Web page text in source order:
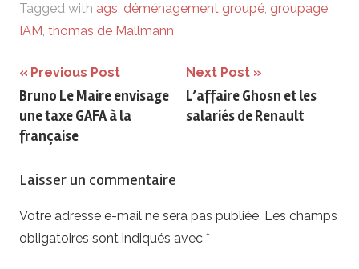
Tagged with ags, déménagement groupé, groupage,
IAM, thomas de Mallmann
Navigation
de
l’article
Previous Post
Bruno Le Maire envisage
une taxe GAFA à la
française
Next Post
L’affaire Ghosn et les
salariés de Renault
Laisser un commentaire
Votre adresse e-mail ne sera pas publiée. Les champs
obligatoires sont indiqués avec *